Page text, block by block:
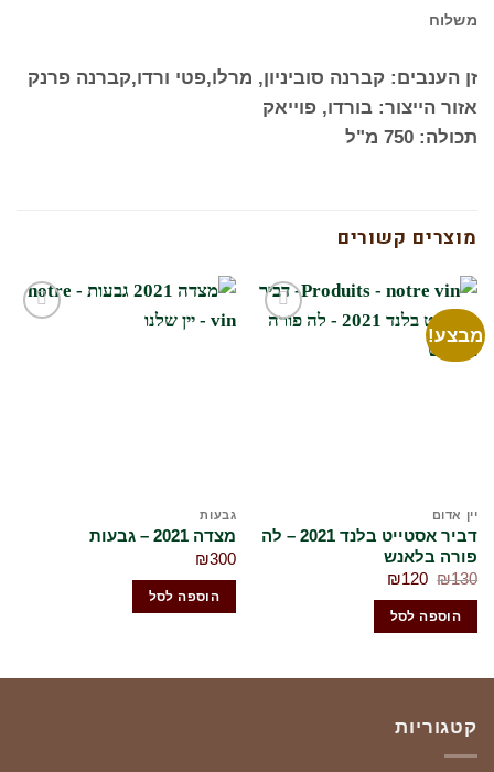
משלוח
זן הענבים: קברנה סוביניון, מרלו,פטי ורדו,קברנה פרנק
אזור הייצור: בורדו, פוייאק
תכולה: 750 מ"ל
מוצרים קשורים
יין אדום
דביר אסטייט בלנד 2021 – לה
פורה בלאנש
₪130
המחיר
היה:
₪130.
₪120
המחיר
הוא:
₪120.הוספה לסל
גבעות
מצדה 2021 – גבעות
₪300
הוספה לסל
קטגוריות